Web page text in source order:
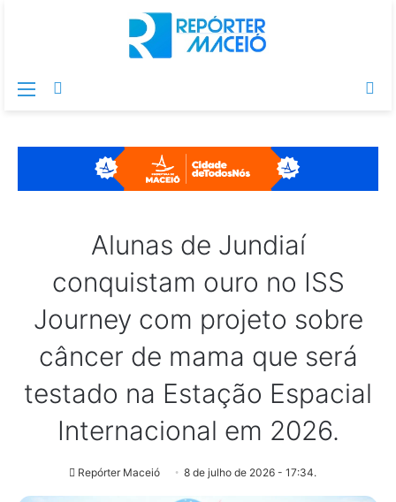
Menu
Alunas de Jundiaí
conquistam ouro no ISS
Journey com projeto sobre
câncer de mama que será
testado na Estação Espacial
Internacional em 2026.
Repórter Maceió 8 de julho de 2026 - 17:34.